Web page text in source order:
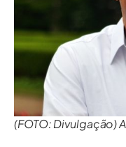
(FOTO: Divulgação)